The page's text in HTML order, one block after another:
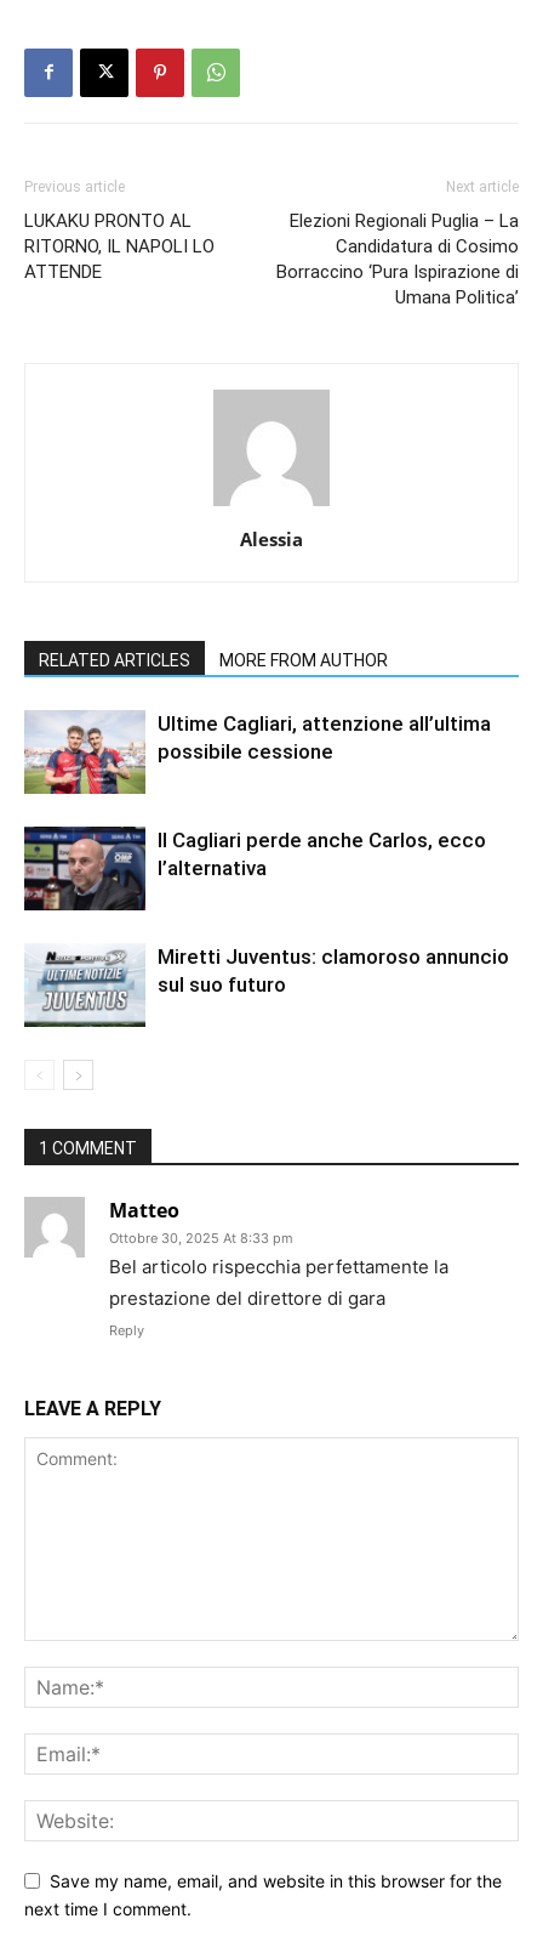
Previous article
LUKAKU PRONTO AL
RITORNO, IL NAPOLI LO
ATTENDE
Next article
Elezioni Regionali Puglia – La
Candidatura di Cosimo
Borraccino ‘Pura Ispirazione di
Umana Politica’
Alessia
RELATED ARTICLES MORE FROM AUTHOR
Ultime Cagliari, attenzione all’ultima
possibile cessione
Il Cagliari perde anche Carlos, ecco
l’alternativa
Miretti Juventus: clamoroso annuncio
sul suo futuro
1 COMMENT
Matteo
Ottobre 30, 2025 At 8:33 pm
Bel articolo rispecchia perfettamente la
prestazione del direttore di gara
Reply
LEAVE A REPLY
Save my name, email, and website in this browser for the
next time I comment.